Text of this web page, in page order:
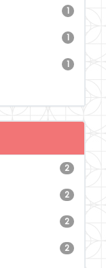
1
1
1
2
2
2
2